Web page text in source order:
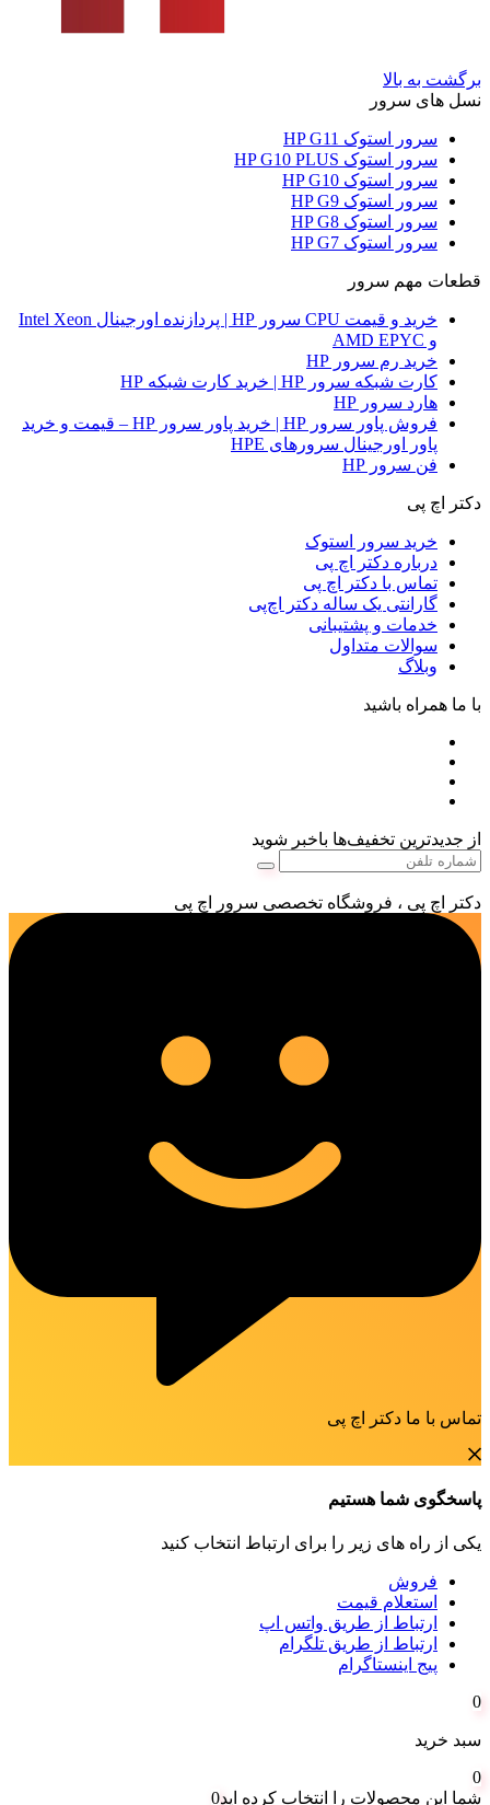
برگشت به بالا
نسل های سرور
سرور استوک HP G11
سرور استوک HP G10 PLUS
سرور استوک HP G10
سرور استوک HP G9
سرور استوک HP G8
سرور استوک HP G7
قطعات مهم سرور
خرید و قیمت CPU سرور HP | پردازنده اورجینال Intel Xeon
و AMD EPYC
خرید رم سرور HP
کارت شبکه سرور HP | خرید کارت شبکه HP
هارد سرور HP
فروش پاور سرور HP | خرید پاور سرور HP – قیمت و خرید
پاور اورجینال سرورهای HPE
فن سرور HP
دکتر اچ پی
خرید سرور استوک
درباره دکتر اچ پی
تماس با دکتر اچ پی
گارانتی یک ساله دکتر اچ‌پی
خدمات و پشتیبانی
سوالات متداول
وبلاگ
با ما همراه باشید
از جدیدترین تخفیف‌ها باخبر شوید
دکتر اچ پی ، فروشگاه تخصصی سرور اچ پی
تماس با ما دکتر اچ پی
پاسخگوی شما هستیم
یکی از راه های زیر را برای ارتباط انتخاب کنید
فروش
استعلام قیمت
ارتباط از طریق واتس اپ
ارتباط از طریق تلگرام
پیج اینستاگرام
0
سبد خرید
0
شما این محصولات را انتخاب کرده اید0